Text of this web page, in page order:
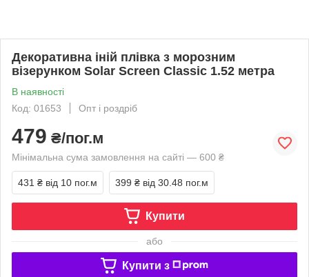
Декоративна іній плівка з морозним
візерунком Solar Screen Classic 1.52 метра
В наявності
Код: 01653
Опт і роздріб
479 ₴/пог.м
Мінімальна сума замовлення на сайті — 600 ₴
431 ₴ від 10 пог.м 399 ₴ від 30.48 пог.м
Купити
або
Купити з